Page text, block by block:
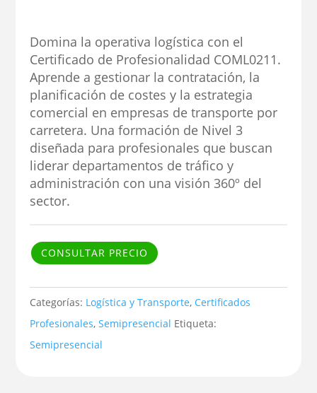
Domina la operativa logística con el
Certificado de Profesionalidad COML0211.
Aprende a gestionar la contratación, la
planificación de costes y la estrategia
comercial en empresas de transporte por
carretera. Una formación de Nivel 3
diseñada para profesionales que buscan
liderar departamentos de tráfico y
administración con una visión 360º del
sector.
CONSULTAR PRECIO
Categorías: Logística y Transporte, Certificados
Profesionales,Semipresencial Etiqueta:
Semipresencial